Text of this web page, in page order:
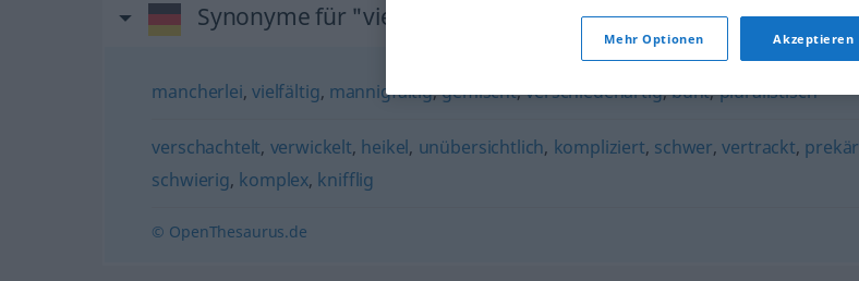
Synonyme für "vielschichtig"
mancherlei,vielfältig, mannigfaltig,gemischt,verschiedenartig,bunt,pluralistisch
verschachtelt, verwickelt, heikel, unübersichtlich, kompliziert, schwer,vertrackt, prekär
schwierig, komplex, knifflig
© OpenThesaurus.de
Mehr Optionen Akzeptieren